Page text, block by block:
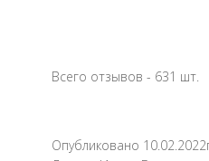
Всего отзывов - 631 шт.
Опубликовано